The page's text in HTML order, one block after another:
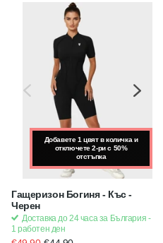
Добавете 1 цвят в количка и
отключете 2-ри с 50%
отстъпка
Гащеризон Богиня - Къс -
Черен
Доставка до 24 часа за България -
1 работен ден